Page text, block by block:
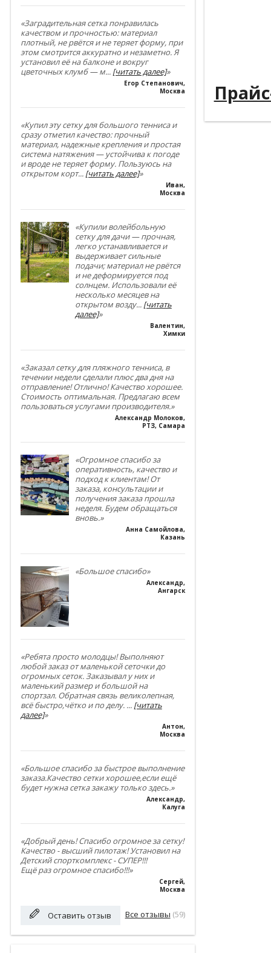
«Заградительная сетка понравилась
качеством и прочностью: материал
плотный, не рвётся и не теряет форму, при
этом смотрится аккуратно и незаметно. Я
установил её на балконе и вокруг
цветочных клумб — м... [читать далее]»
Егор Степанович,
Москва
«Купил эту сетку для большого тенниса и
сразу отметил качество: прочный
материал, надежные крепления и простая
система натяжения — устойчива к погоде
и вроде не теряет форму. Пользуюсь на
открытом корт... [читать далее]»
Иван,
Москва
«Купили волейбольную
сетку для дачи — прочная,
легко устанавливается и
выдерживает сильные
подачи; материал не рвётся
и не деформируется под
солнцем. Использовали её
несколько месяцев на
открытом возду... [читать
далее]»
Валентин,
Химки
«Заказал сетку для пляжного тенниса, в
течении недели сделали плюс два дня на
отправление! Отлично! Качество хорошее.
Стоимость оптимальная. Предлагаю всем
пользоваться услугами производителя.»
Александр Молоков,
РТЗ, Самара
«Огромное спасибо за
оперативность, качество и
подход к клиентам! От
заказа, консультации и
получения заказа прошла
неделя. Будем обращаться
вновь.»
Анна Самойлова,
Казань
«Большое спасибо»
Александр,
Ангарск
«Ребята просто молодцы! Выполняют
любой заказ от маленькой сеточки до
огромных сеток. Заказывал у них и
маленький размер и большой на
спортзал. Обратная связь великолепная,
всё быстро,чётко и по делу. ... [читать
далее]»
Антон,
Москва
«Большое спасибо за быстрое выполнение
заказа.Качество сетки хорошее,если ещё
будет нужна сетка закажу только здесь.»
Александр,
Калуга
«Добрый день! Спасибо огромное за сетку!
Качество - высший пилотаж! Установил на
Детский спорткомплекс - СУПЕР!!!
Ещё раз огромное спасибо!!!»
Сергей,
Москва
Оставить отзыв Все отзывы (59)